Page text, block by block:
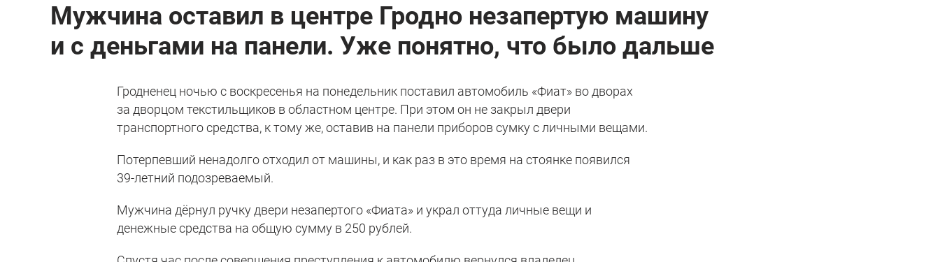
Мужчина оставил в центре Гродно незапертую машину
и с деньгами на панели. Уже понятно, что было дальше
Гродненец ночью с воскресенья на понедельник поставил автомобиль «Фиат» во дворах
за дворцом текстильщиков в областном центре. При этом он не закрыл двери
транспортного средства, к тому же, оставив на панели приборов сумку с личными вещами.
Потерпевший ненадолго отходил от машины, и как раз в это время на стоянке появился
39-летний подозреваемый.
Мужчина дёрнул ручку двери незапертого «Фиата» и украл оттуда личные вещи и
денежные средства на общую сумму в 250 рублей.